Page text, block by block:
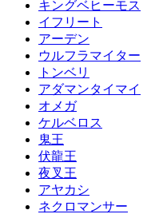
キングベヒーモス
イフリート
アーデン
ウルフラマイター
トンベリ
アダマンタイマイ
オメガ
ケルベロス
鬼王
伏龍王
夜叉王
アヤカシ
ネクロマンサー